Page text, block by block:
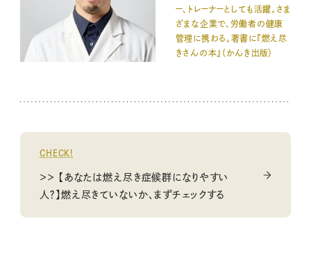
ー、トレーナーとしても活躍。さま
ざまな企業で、労働者の健康
管理に携わる。著書に『燃え尽
きさんの本』（かんき出版）
CHECK!
＞＞ 【あなたは燃え尽き症候群になりやすい
人？】燃え尽きていないか、まずチェックする